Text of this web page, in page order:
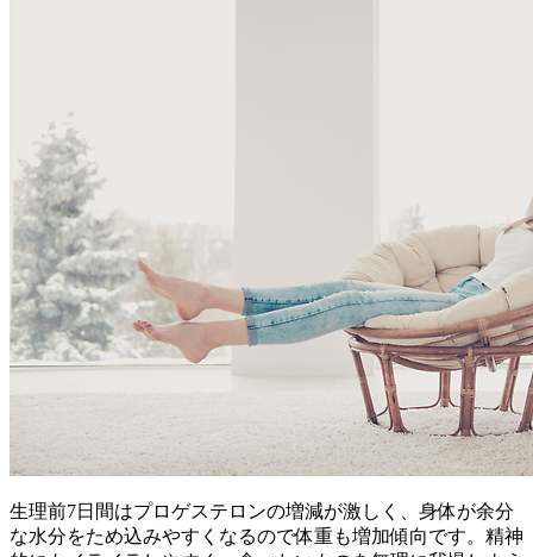
生理前7日間はプロゲステロンの増減が激しく、身体が余分
な水分をため込みやすくなるので体重も増加傾向です。精神